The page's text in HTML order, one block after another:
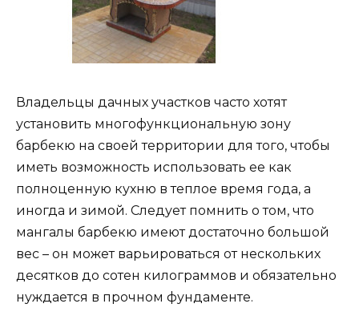
Владельцы дачных участков часто хотят
установить многофункциональную зону
барбекю на своей территории для того, чтобы
иметь возможность использовать ее как
полноценную кухню в теплое время года, а
иногда и зимой. Следует помнить о том, что
мангалы барбекю имеют достаточно большой
вес – он может варьироваться от нескольких
десятков до сотен килограммов и обязательно
нуждается в прочном фундаменте.